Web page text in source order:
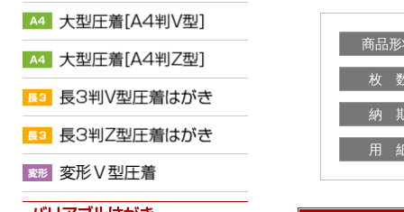
商品
枚
納
用